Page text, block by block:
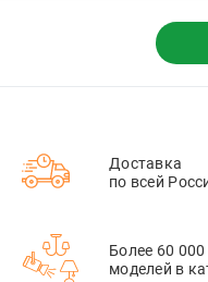
Доставка
по всей
Более 60 000
моделей в